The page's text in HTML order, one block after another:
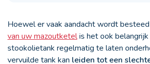
Hoewel er vaak aandacht wordt besteed
van uw mazoutketelis het ook
stookolietank regelmatig te laten
vervuilde tank kan leiden tot een